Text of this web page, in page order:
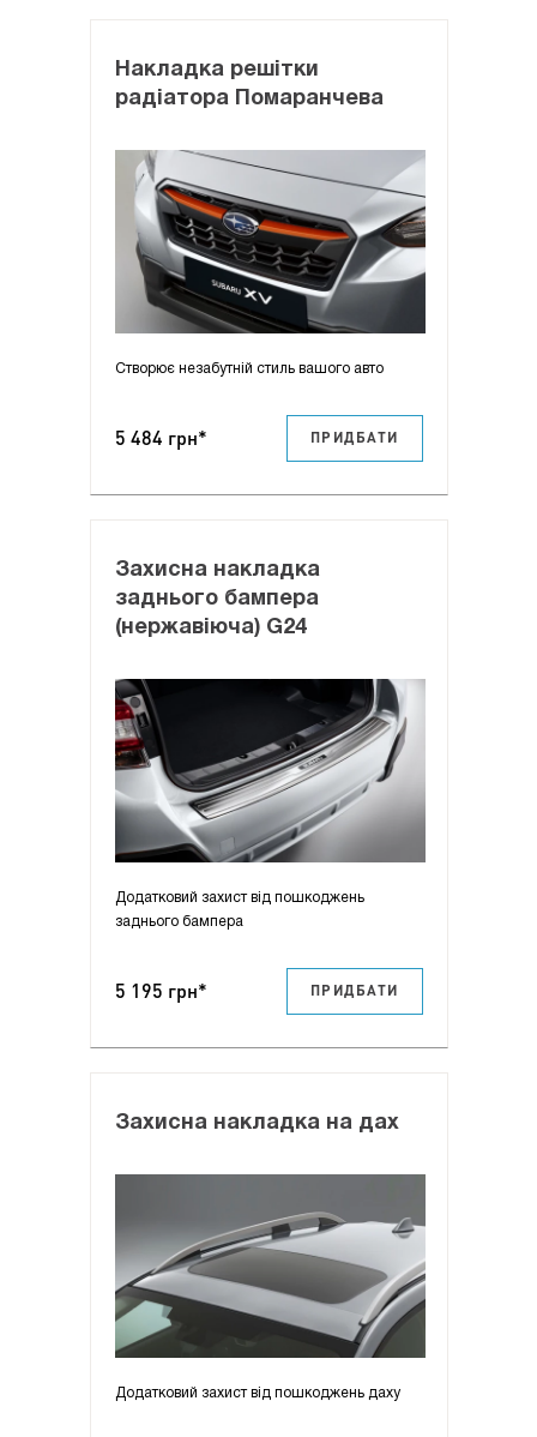
Накладка решітки
радіатора Помаранчева
Створює незабутній стиль вашого авто
5 484 грн* ПРИДБАТИ
Захисна накладка
заднього бампера
(нержавіюча) G24
Додатковий захист від пошкоджень
заднього бампера
5 195 грн* ПРИДБАТИ
Захисна накладка на дах
Додатковий захист від пошкоджень даху